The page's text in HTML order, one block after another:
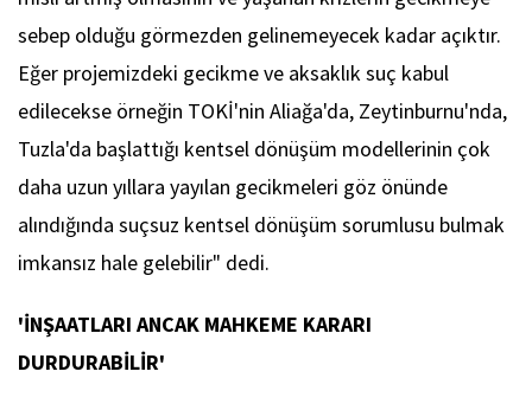
sebep olduğu görmezden gelinemeyecek kadar açıktır.
Eğer projemizdeki gecikme ve aksaklık suç kabul
edilecekse örneğin TOKİ'nin Aliağa'da, Zeytinburnu'nda,
Tuzla'da başlattığı kentsel dönüşüm modellerinin çok
daha uzun yıllara yayılan gecikmeleri göz önünde
alındığında suçsuz kentsel dönüşüm sorumlusu bulmak
imkansız hale gelebilir" dedi.
'İNŞAATLARI ANCAK MAHKEME KARARI
DURDURABİLİR'